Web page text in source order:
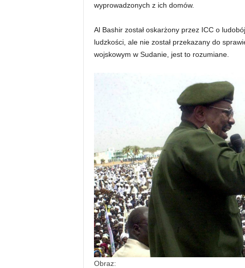
wyprowadzonych z ich domów.
Al Bashir został oskarżony przez ICC o
ludzkości, ale nie został przekazany do
wojskowym w Sudanie, jest to rozumiane.
Obraz: